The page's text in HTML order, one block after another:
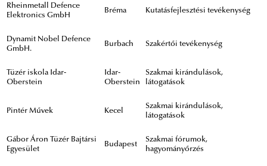
Rheinmetall Defence
Elektronics GmbH
Bréma Kutatásfejlesztési tevékenység
Dynamit Nobel Defence
GmbH.
Burbach Szakértői tevékenység
Tüzér iskola Idar-
Oberstein
Idar-
Oberstein
Szakmai kirándulások,
látogatások
Pintér Művek Kecel
Szakmai kirándulások,
látogatások
Gábor Áron Tüzér Bajtársi
Egyesület
Budapest
Szakmai fórumok,
hagyományőrzés